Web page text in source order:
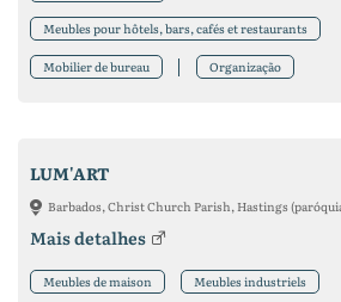
Meubles pour hôtels, bars, cafés et restaurants
Mobilier de bureau Organização
LUM'ART
Barbados, Christ Church Parish, Hastings
Mais detalhes
Meubles de maison Meubles industriels